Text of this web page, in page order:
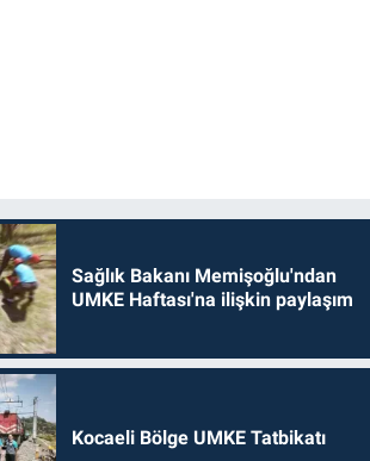
Sağlık Bakanı Memişoğlu'ndan
UMKE Haftası'na ilişkin paylaşım
Kocaeli Bölge UMKE Tatbikatı